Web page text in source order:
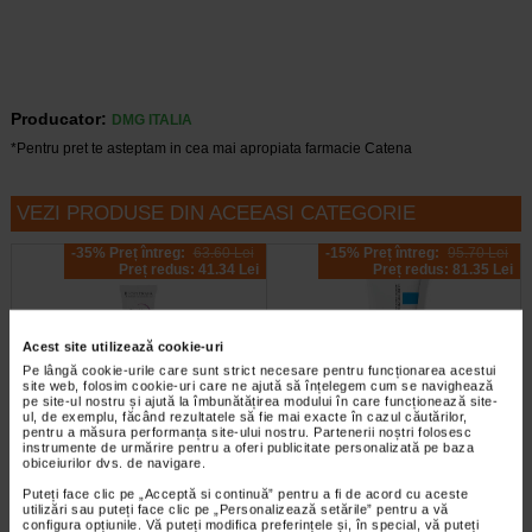
Acest site utilizează cookie-uri
Pe lângă cookie-urile care sunt strict necesare pentru funcționarea acestui
site web, folosim cookie-uri care ne ajută să înțelegem cum se navighează
pe site-ul nostru și ajută la îmbunătățirea modului în care funcționează site-
ul, de exemplu, făcând rezultatele să fie mai exacte în cazul căutărilor,
pentru a măsura performanța site-ului nostru. Partenerii noștri folosesc
instrumente de urmărire pentru a oferi publicitate personalizată pe baza
obiceiurilor dvs. de navigare.
Puteți face clic pe „Acceptă si continuă” pentru a fi de acord cu aceste
utilizări sau puteți face clic pe „Personalizează setările” pentru a vă
configura opțiunile. Vă puteți modifica preferințele și, în special, vă puteți
Producator:
DMG ITALIA
*Pentru pret te asteptam in cea mai apropiata farmacie Catena
VEZI PRODUSE DIN ACEEASI CATEGORIE
-35% Preț întreg: 63.60 Lei
Preț redus: 41.34 Lei
Crema reparatoare Cicabio
Creme+, 40 ml, BIODERMA
Este un produs de ingrijire a pielii
ultra-reparator care calmeaza si
-15% Preț întreg: 95.70 Lei
Preț redus: 81.35 Lei
CICAPLAST B5 Balsam
reparator calmant, 100 ml, LRP
La Roche Posay Cicaplast Balsam
B5 are o actiune reparatoare cu